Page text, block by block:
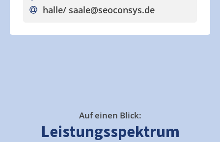
halle/ saale@seoconsys.de
Auf einen Blick:
Leistungsspektrum